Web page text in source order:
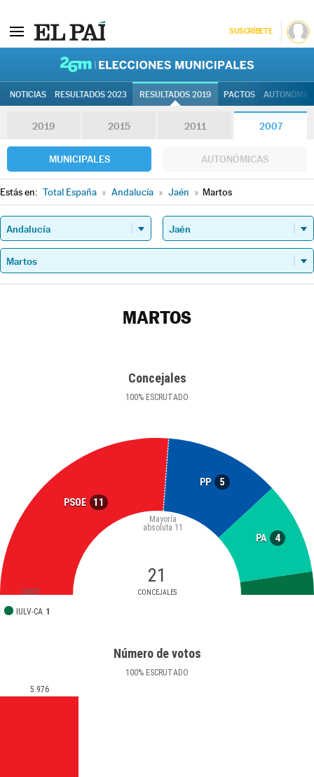
SUSCRÍBETE
NOTICIAS RESULTADOS 2023 RESULTADOS 2019 PACTOS
2019 2015 2011 2007
MUNICIPALES AUTONÓMICAS
Estás en: Total España » Andalucía » Jaén » Martos
MARTOS
Concejales
100% ESCRUTADO
PSOE 11
PP 5
PA 4
21
CONCEJALES
Mayoría
absoluta 11
IULV-CA 1
2007
Número de votos
100% ESCRUTADO
5.976